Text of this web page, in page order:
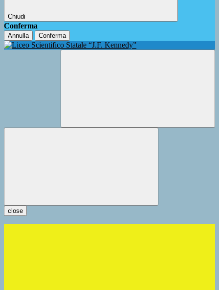
Chiudi
Conferma
Annulla Conferma
close